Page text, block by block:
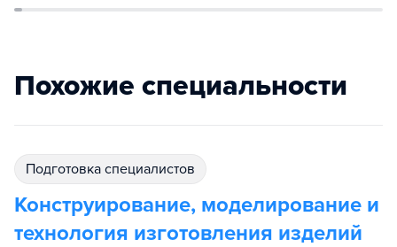
Похожие специальности
подготовка специалистов
Конструирование, моделирование и
технология изготовления изделий